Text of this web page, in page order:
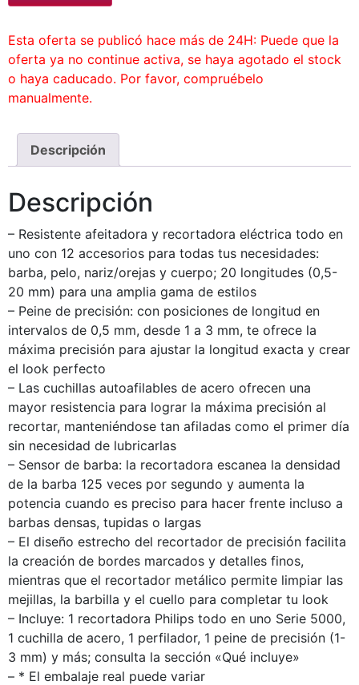
Esta oferta se publicó hace más de 24H: Puede que la
oferta ya no continue activa, se haya agotado el stock
o haya caducado. Por favor, compruébelo
manualmente.
Descripción
Descripción
– Resistente afeitadora y recortadora eléctrica todo en
uno con 12 accesorios para todas tus necesidades:
barba, pelo, nariz/orejas y cuerpo; 20 longitudes (0,5-
20 mm) para una amplia gama de estilos
– Peine de precisión: con posiciones de longitud en
intervalos de 0,5 mm, desde 1 a 3 mm, te ofrece la
máxima precisión para ajustar la longitud exacta y crear
el look perfecto
– Las cuchillas autoafilables de acero ofrecen una
mayor resistencia para lograr la máxima precisión al
recortar, manteniéndose tan afiladas como el primer día
sin necesidad de lubricarlas
– Sensor de barba: la recortadora escanea la densidad
de la barba 125 veces por segundo y aumenta la
potencia cuando es preciso para hacer frente incluso a
barbas densas, tupidas o largas
– El diseño estrecho del recortador de precisión facilita
la creación de bordes marcados y detalles finos,
mientras que el recortador metálico permite limpiar las
mejillas, la barbilla y el cuello para completar tu look
– Incluye: 1 recortadora Philips todo en uno Serie 5000,
1 cuchilla de acero, 1 perfilador, 1 peine de precisión (1-
3 mm) y más; consulta la sección «Qué incluye»
– * El embalaje real puede variar